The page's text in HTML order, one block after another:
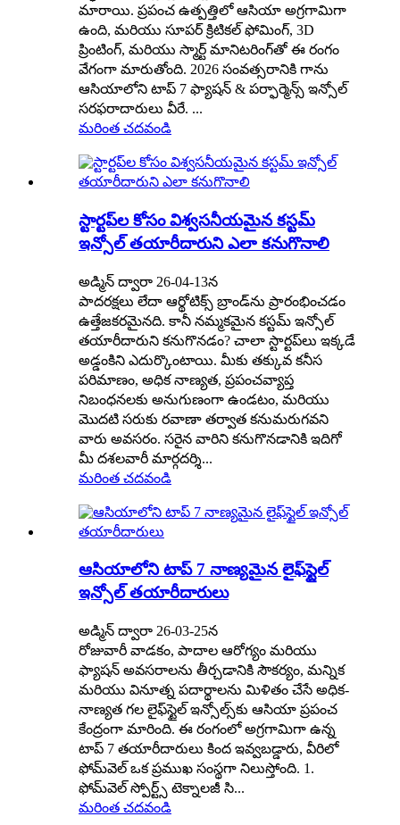
మారాయి. ప్రపంచ ఉత్పత్తిలో ఆసియా అగ్రగామిగా
ఉంది, మరియు సూపర్ క్రిటికల్ ఫోమింగ్, 3D
ప్రింటింగ్, మరియు స్మార్ట్ మానిటరింగ్‌తో ఈ రంగం
వేగంగా మారుతోంది. 2026 సంవత్సరానికి గాను
ఆసియాలోని టాప్ 7 ఫ్యాషన్ & పర్ఫార్మెన్స్ ఇన్సోల్
సరఫరాదారులు వీరే. ...
మరింత చదవండి
స్టార్టప్‌ల కోసం విశ్వసనీయమైన కస్టమ్
ఇన్సోల్ తయారీదారుని ఎలా కనుగొనాలి
అడ్మిన్ ద్వారా 26-04-13న
పాదరక్షలు లేదా ఆర్థోటిక్స్ బ్రాండ్‌ను ప్రారంభించడం
ఉత్తేజకరమైనది. కానీ నమ్మకమైన కస్టమ్ ఇన్సోల్
తయారీదారుని కనుగొనడం? చాలా స్టార్టప్‌లు ఇక్కడే
అడ్డంకిని ఎదుర్కొంటాయి. మీకు తక్కువ కనీస
పరిమాణం, అధిక నాణ్యత, ప్రపంచవ్యాప్త
నిబంధనలకు అనుగుణంగా ఉండటం, మరియు
మొదటి సరుకు రవాణా తర్వాత కనుమరుగవని
వారు అవసరం. సరైన వారిని కనుగొనడానికి ఇదిగో
మీ దశలవారీ మార్గదర్శి...
మరింత చదవండి
ఆసియాలోని టాప్ 7 నాణ్యమైన లైఫ్‌స్టైల్
ఇన్సోల్ తయారీదారులు
అడ్మిన్ ద్వారా 26-03-25న
రోజువారీ వాడకం, పాదాల ఆరోగ్యం మరియు
ఫ్యాషన్ అవసరాలను తీర్చడానికి సౌకర్యం, మన్నిక
మరియు వినూత్న పదార్థాలను మిళితం చేసే అధిక-
నాణ్యత గల లైఫ్‌స్టైల్ ఇన్సోల్స్‌కు ఆసియా ప్రపంచ
కేంద్రంగా మారింది. ఈ రంగంలో అగ్రగామిగా ఉన్న
టాప్ 7 తయారీదారులు కింద ఇవ్వబడ్డారు, వీరిలో
ఫోమ్‌వెల్ ఒక ప్రముఖ సంస్థగా నిలుస్తోంది. 1.
ఫోమ్‌వెల్ స్పోర్ట్స్ టెక్నాలజీ సి...
మరింత చదవండి